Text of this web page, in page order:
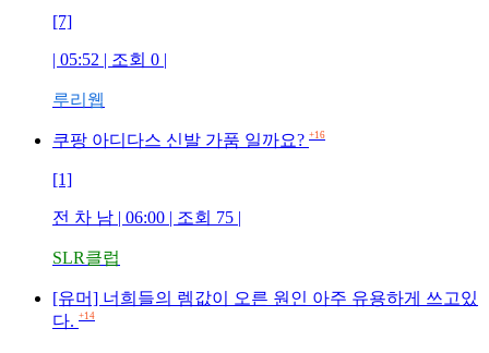
[7]
| 05:52 | 조회 0 |
루리웹
쿠팡 아디다스 신발 가품 일까요? +16
[1]
전 차 남 | 06:00 | 조회 75 |
SLR클럽
[유머] 너희들의 렘값이 오른 원인 아주 유용하게 쓰고있
다. +14